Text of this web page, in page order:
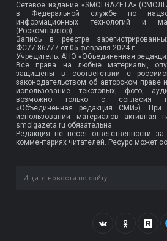
Сетевое издание «SMOLGAZETA»
в Федеральной службе по
информационных технологий и
(Роскомнадзор).
Запись в реестре
ФС77-86777 от 05 февраля 2024 г.
Учредитель: АНО «Объединенная
Все права на любые материалы,
защищены в соответствии с
законодательством об авторском
использование текстовых, фото,
возможно только с согласия
«Объединённая редакция СМИ»). При
использовании материалов активная
smolgazeta.ru обязательна.
Редакция не несет ответственности
комментариях читателей. Ресурс может